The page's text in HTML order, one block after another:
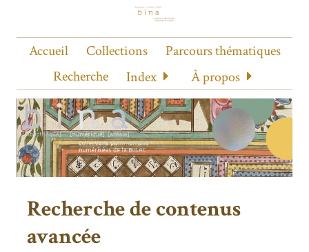
Accueil Collections
Parcours thématiques
Recherche
Index À propos
Recherche de contenus
avancée